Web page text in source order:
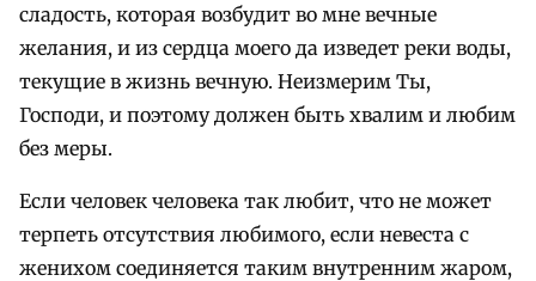
сладость, которая возбудит во мне вечные
желания, и из сердца моего да изведет реки воды,
текущие в жизнь вечную. Неизмерим Ты,
Господи, и поэтому должен быть хвалим и любим
без меры.
Если человек человека так любит, что не может
терпеть отсутствия любимого, если невеста с
женихом соединяется таким внутренним жаром,